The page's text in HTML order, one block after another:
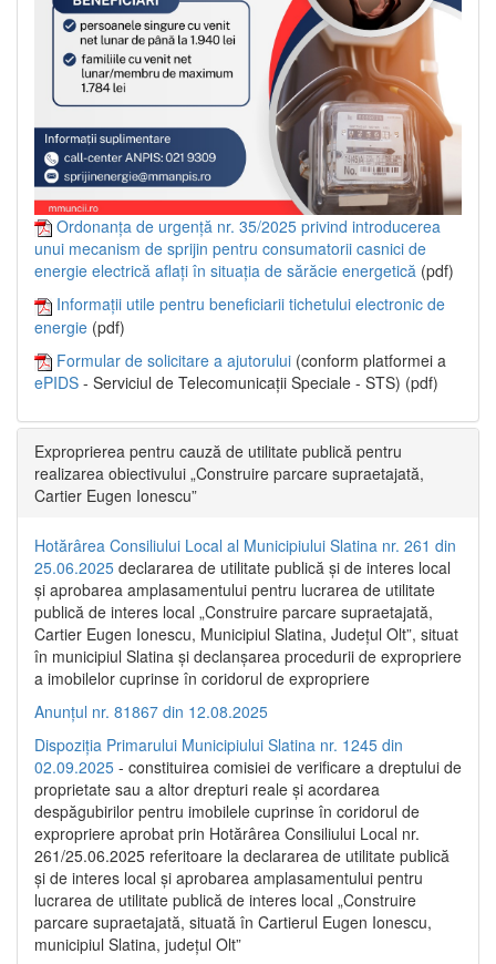
Ordonanța de urgență nr. 35/2025 privind introducerea
unui mecanism de sprijin pentru consumatorii casnici de
energie electrică aflați în situația de sărăcie energetică (pdf)
Informații utile pentru beneficiarii tichetului electronic de
energie (pdf)
Formular de solicitare a ajutorului (conform platformei a
ePIDS - Serviciul de Telecomunicații Speciale - STS) (pdf)
Exproprierea pentru cauză de utilitate publică pentru
realizarea obiectivului „Construire parcare supraetajată,
Cartier Eugen Ionescu”
Hotărârea Consiliului Local al Municipiului Slatina nr. 261 din
25.06.2025 declararea de utilitate publică și de interes local
și aprobarea amplasamentului pentru lucrarea de utilitate
publică de interes local „Construire parcare supraetajată,
Cartier Eugen Ionescu, Municipiul Slatina, Județul Olt”, situat
în municipiul Slatina și declanșarea procedurii de expropriere
a imobilelor cuprinse în coridorul de expropriere
Anunțul nr. 81867 din 12.08.2025
Dispoziția Primarului Municipiului Slatina nr. 1245 din
02.09.2025 - constituirea comisiei de verificare a dreptului de
proprietate sau a altor drepturi reale și acordarea
despăgubirilor pentru imobilele cuprinse în coridorul de
expropriere aprobat prin Hotărârea Consiliului Local nr.
261/25.06.2025 referitoare la declararea de utilitate publică
și de interes local și aprobarea amplasamentului pentru
lucrarea de utilitate publică de interes local „Construire
parcare supraetajată, situată în Cartierul Eugen Ionescu,
municipiul Slatina, județul Olt”